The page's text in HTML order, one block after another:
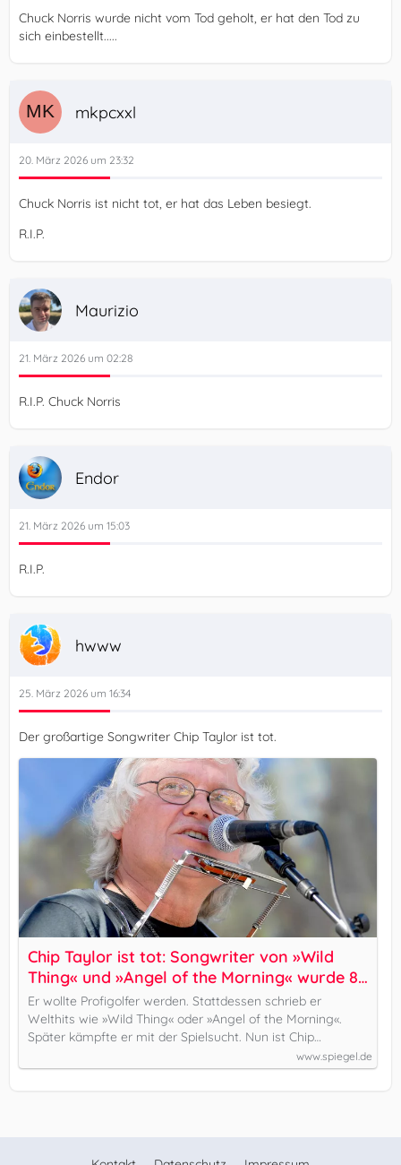
Chuck Norris wurde nicht vom Tod geholt, er hat den Tod zu
sich einbestellt.....
mkpcxxl
20. März 2026 um 23:32
Chuck Norris ist nicht tot, er hat das Leben besiegt.
R.I.P.
Maurizio
21. März 2026 um 02:28
R.I.P. Chuck Norris
Endor
21. März 2026 um 15:03
R.I.P.
hwww
25. März 2026 um 16:34
Der großartige Songwriter Chip Taylor ist tot.
Chip Taylor ist tot: Songwriter von »Wild
Thing« und »Angel of the Morning« wurde 86
Jahre alt
Er wollte Profigolfer werden. Stattdessen schrieb er
Welthits wie »Wild Thing« oder »Angel of the Morning«.
Später kämpfte er mit der Spielsucht. Nun ist Chip…
www.spiegel.de